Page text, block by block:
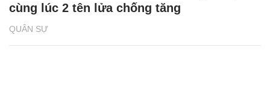
QUÂN SỰ
cùng lúc 2 tên lửa chống tăng